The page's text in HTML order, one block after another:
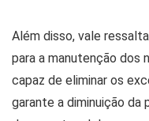
Além disso, vale
para a manutenção dos
capaz de eliminar os
garante a diminuição da